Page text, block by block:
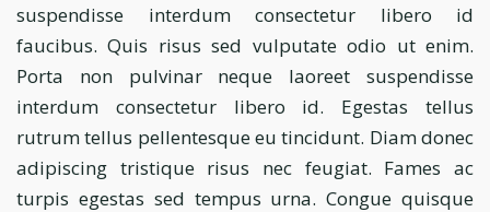
suspendisse interdum consectetur libero id
faucibus. Quis risus sed vulputate odio ut enim.
Porta non pulvinar neque laoreet suspendisse
interdum consectetur libero id. Egestas tellus
rutrum tellus pellentesque eu tincidunt. Diam donec
adipiscing tristique risus nec feugiat. Fames ac
turpis egestas sed tempus urna. Congue quisque